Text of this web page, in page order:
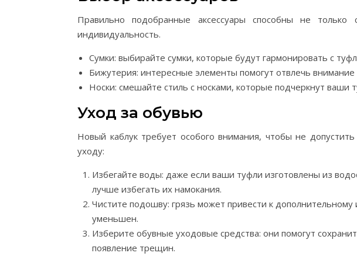
Правильно подобранные аксессуары способны не
индивидуальность.
Сумки: выбирайте сумки, которые будут гармонировать с
Бижутерия: интересные элементы помогут отвлечь внимание
Носки: смешайте стиль с носками, которые подчеркнут ваши
Уход за обувью
Новый каблук требует особого внимания, чтобы не
уходу:
Избегайте воды: даже если ваши туфли изготовлены из
лучше избегать их намокания.
Чистите подошву: грязь может привести к дополнительному
уменьшен.
Изберите обувные уходовые средства: они помогут
появление трещин.